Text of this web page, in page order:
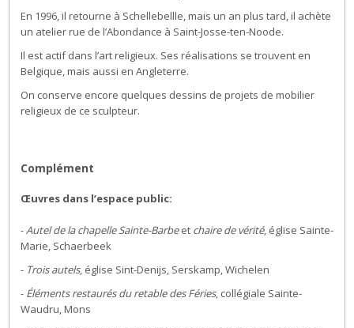
En 1996, il retourne à Schellebellle, mais un an plus tard, il achète
un atelier rue de l’Abondance à Saint-Josse-ten-Noode.
Il est actif dans l’art religieux. Ses réalisations se trouvent en
Belgique, mais aussi en Angleterre.
On conserve encore quelques dessins de projets de mobilier
religieux de ce sculpteur.
Complément
Œuvres dans l’espace public:
-Autel de la chapelle Sainte-Barbeet chaire de vérité, église Sainte-
Marie, Schaerbeek
- Trois autels, église Sint-Denijs, Serskamp, Wichelen
- Éléments restaurés du retable des Féries, collégiale Sainte-
Waudru, Mons